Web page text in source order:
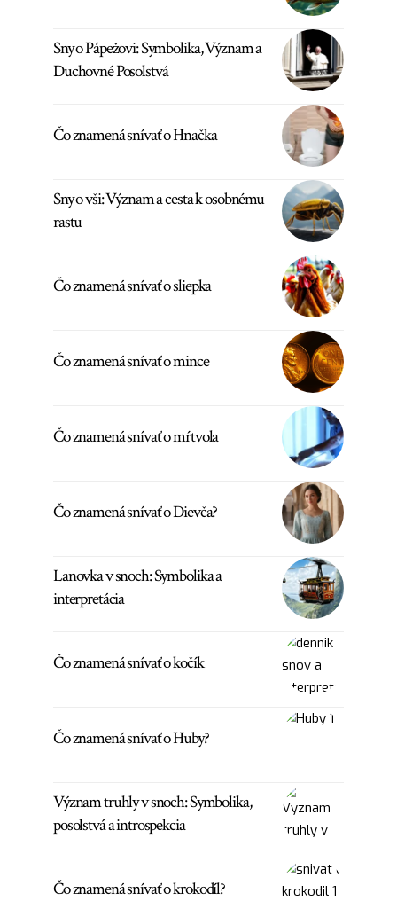
Sny o Pápežovi: Symbolika, Význam a
Duchovné Posolstvá
Čo znamená snívať o Hnačka
Sny o vši: Význam a cesta k osobnému
rastu
Čo znamená snívať o sliepka
Čo znamená snívať o mince
Čo znamená snívať o mŕtvola
Čo znamená snívať o Dievča?
Lanovka v snoch: Symbolika a
interpretácia
Čo znamená snívať o kočík
Čo znamená snívať o Huby?
Význam truhly v snoch: Symbolika,
posolstvá a introspekcia
Čo znamená snívať o krokodíl?